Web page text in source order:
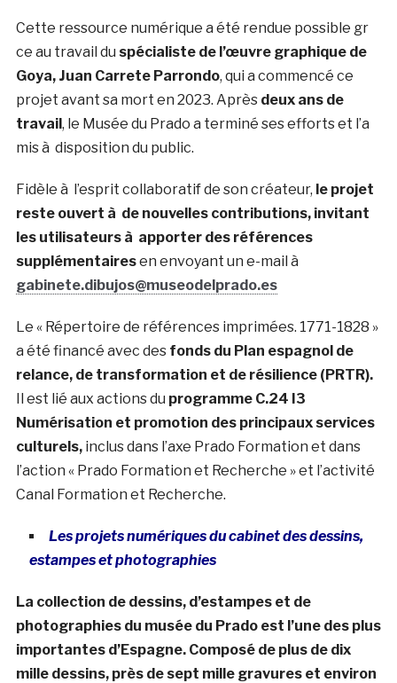
Cette ressource numérique a été rendue possible gr
ce au travail du spécialiste de l’œuvre graphique de
Goya, Juan Carrete Parrondo, qui a commencé ce
projet avant sa mort en 2023. Après deux ans de
travail, le Musée du Prado a terminé ses efforts et l’a
mis à disposition du public.
Fidèle à l’esprit collaboratif de son créateur, le projet
reste ouvert à de nouvelles contributions, invitant
les utilisateurs à apporter des références
supplémentairesen envoyant un e-mail à
gabinete.dibujos@museodelprado.es
Le « Répertoire de références imprimées. 1771-1828 »
a été financé avec des fonds du Plan espagnol de
relance, de transformation et de résilience (PRTR).
Il est lié aux actions du programme C.24 I3
Numérisation et promotion des principaux services
culturels,inclus dans l’axe Prado Formation et dans
l’action « Prado Formation et Recherche » et l’activité
Canal Formation et Recherche.
Les projets numériques du cabinet des dessins,
estampes et photographies
La collection de dessins, d’estampes et de
photographies du musée du Prado est l’une des plus
importantes d’Espagne. Composé de plus de dix
mille dessins, près de sept mille gravures et environ